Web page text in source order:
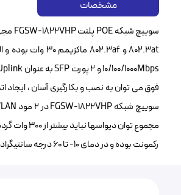
مشخصات
رکمونت بوده و در دمای ۱۰- تا ۶۰ درجه سانتیگراد کار می کند. جهت اطلاع از قیمت سوییچ FGSW-1822VHP با تلفن های شرکت تماس حاصل نمایید.